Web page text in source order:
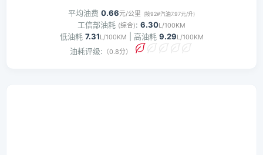
平均油费 0.66元/公里 (按92#汽油7.97元/升)
工信部油耗 (综合): 6.30L/100KM
低油耗 7.31L/100KM | 高油耗 9.29L/100KM
油耗评级: （0.8分）